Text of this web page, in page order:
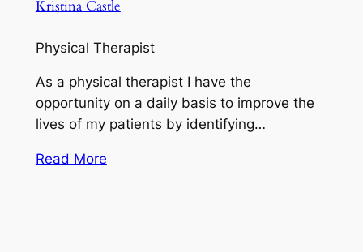
Kristina Castle
Physical Therapist
As a physical therapist I have the
opportunity on a daily basis to improve the
lives of my patients by identifying…
Read More